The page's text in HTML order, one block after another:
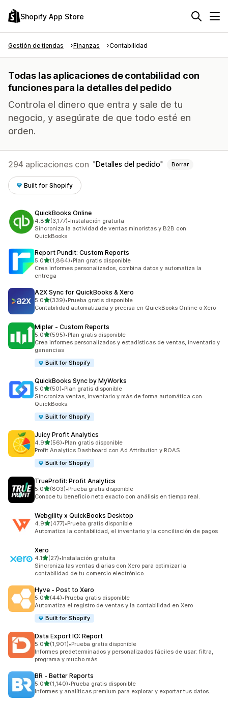
Shopify App Store
Gestión de tiendas Finanzas Contabilidad
Todas las aplicaciones de contabilidad con
funciones para la detalles del pedido
Controla el dinero que entra y sale de tu
negocio, y asegúrate de que todo esté en
orden.
294 aplicaciones con Detalles del pedido Borrar
Built for Shopify
QuickBooks Online
4.8de 5 estrellas
(3,177)
3177 reseñas en total
•Instalación gratuita
Sincroniza la actividad de ventas minoristas y B2B con
QuickBooks
Report Pundit: Custom Reports
5.0de 5 estrellas
(1,864)
1864 reseñas en total
•Plan gratis disponible
Crea informes personalizados, combina datos y automatiza la
entrega
A2X Sync for QuickBooks & Xero
5.0de 5 estrellas
(339)
339 reseñas en total
•Prueba gratis disponible
Contabilidad automatizada y precisa en QuickBooks Online o Xero
Mipler ‑ Custom Reports
5.0de 5 estrellas
(595)
595 reseñas en total
•Plan gratis disponible
Crea informes personalizados y estadísticas de ventas, inventario y
ganancias
Built for Shopify
QuickBooks Sync by MyWorks
5.0de 5 estrellas
(50)
50 reseñas en total
•Plan gratis disponible
Sincroniza ventas, inventario y más de forma automática con
QuickBooks.
Built for Shopify
Juicy Profit Analytics
4.9de 5 estrellas
(56)
56 reseñas en total
•Plan gratis disponible
Profit Analytics Dashboard con Ad Attribution y ROAS
Built for Shopify
TrueProfit: Profit Analytics
5.0de 5 estrellas
(803)
803 reseñas en total
•Prueba gratis disponible
Conoce tu beneficio neto exacto con análisis en tiempo real.
Webgility x QuickBooks Desktop
4.9de 5 estrellas
(477)
477 reseñas en total
•Prueba gratis disponible
Automatiza la contabilidad, el inventario y la conciliación de pagos
Xero
4.1de 5 estrellas
(27)
27 reseñas en total
•Instalación gratuita
Sincroniza las ventas diarias con Xero para optimizar la
contabilidad de tu comercio electrónico.
Hyve ‑ Post to Xero
5.0de 5 estrellas
(44)
44 reseñas en total
•Prueba gratis disponible
Automatiza el registro de ventas y la contabilidad en Xero
Built for Shopify
Data Export IO: Report
5.0de 5 estrellas
(1,901)
1901 reseñas en total
•Prueba gratis disponible
Informes predeterminados y personalizados fáciles de usar: filtra,
programa y mucho más.
BR ‑ Better Reports
5.0de 5 estrellas
(1,140)
1140 reseñas en total
•Prueba gratis disponible
Informes y analíticas premium para explorar y exportar tus datos.